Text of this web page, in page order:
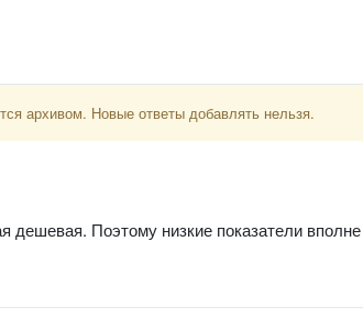
архивом. Новые ответы добавлять нельзя.
дешевая. Поэтому низкие показатели